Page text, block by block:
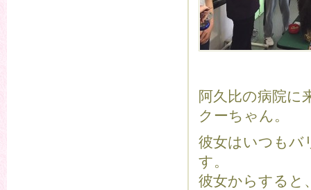
阿久比の病院に
クーちゃん。
彼女はいつもバ
す。
彼女からすると